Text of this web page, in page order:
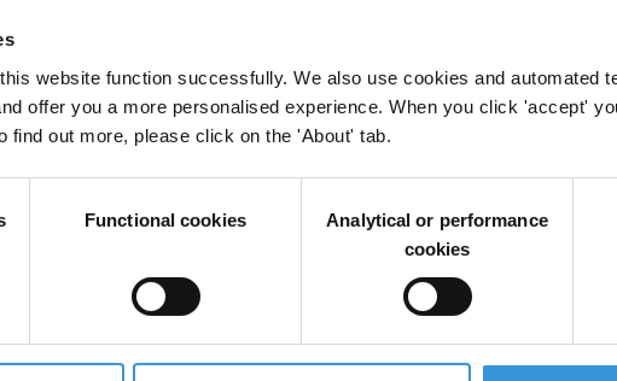
website function successfully. We also use cookies and automated
offer you a more personalised experience. When you click 'accept'
find out more, please click on the 'About' tab.
Functional cookies
Analytical or performance
cookies
por Chile Transparente y Plural está disponible en
las de financiamiento y vínculos con terceros. El indicador con desempeño
políticos, la nota promedio de los partidos es de 0,6 siendo la nota
(puntaje promedio de los partidos: 1 de 7). Los únicos partidos políticos
y el Partido Ecologista Verde.
presenta un mayor puntaje promedio, alcanzando 5,1 puntos. Este
bajo en este estudio, promediando 0,11 y 0,84, respectivamente, el Partido
y la DC, entre otras.